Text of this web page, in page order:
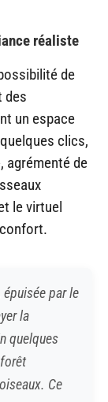
réaliste
de
des
un espace
clics,
agrémenté de
le virtuel
épuisée par le
la
quelques
Ce